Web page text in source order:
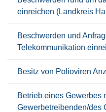
einreichen (Landkreis
Beschwerden und
Telekommunikation
Besitz von Polioviren
Betrieb eines Gewerbes
Gewerbetreibenden/des